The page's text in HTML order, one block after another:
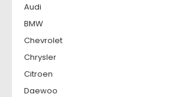
Audi
BMW
Chevrolet
Chrysler
Citroen
Daewoo